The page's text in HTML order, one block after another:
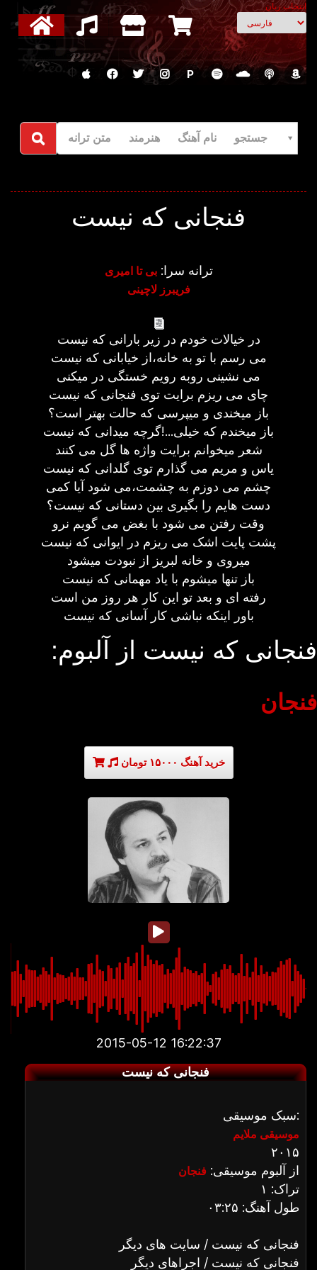
انتخاب زبان
P
جستجو نام آهنگ هنرمند متن ترانه
فنجانی که نیست
ترانه سرا:بی تا امیری
فریبرز لاچینی
در خیالات خودم در زیر بارانی که نیست
می رسم با تو به خانه،از خیابانی که نیست
می نشینی روبه رویم خستگی در میکنی
چای می ریزم برایت توی فنجانی که نیست
باز میخندی و میپرسی که حالت بهتر است؟
باز میخندم که خیلی...!گرچه میدانی که نیست
شعر میخوانم برایت واژه ها گل می کنند
یاس و مریم می گذارم توی گلدانی که نیست
چشم می دوزم به چشمت،می شود آیا کمی
دست هایم را بگیری بین دستانی که نیست؟
وقت رفتن می شود با بغض می گویم نرو
پشت پایت اشک می ریزم در ایوانی که نیست
میروی و خانه لبریز از نبودت میشود
باز تنها میشوم با یاد مهمانی که نیست
رفته ای و بعد تو این کار هر روز من است
باور اینکه نباشی کار آسانی که نیست
فنجانی که نیست از آلبوم:
فنجان
خرید آهنگ ۱۵۰۰۰ تومان
2015-05-12 16:22:37
فنجانی که نیست
سبک موسیقی:
موسیقی ملایم
۲۰۱۵
از آلبوم موسیقی: فنجان
تراک: ۱
طول آهنگ: ۰۳:۲۵
فنجانی که نیست / سایت های دیگر
فنجانی که نیست / اجراهای دیگر